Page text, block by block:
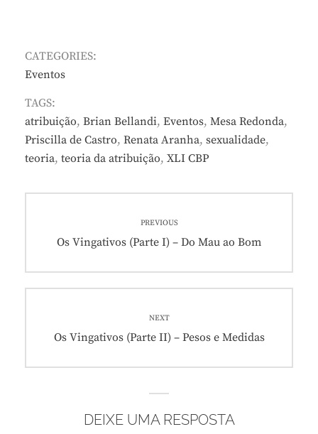
CATEGORIES:
Eventos
TAGS:
atribuição, Brian Bellandi, Eventos, Mesa Redonda,
Priscilla de Castro, Renata Aranha, sexualidade,
teoria, teoria da atribuição, XLI CBP
Post
PREVIOUS
Previous
Os Vingativos (Parte I) – Do Mau ao Bom
NEXT
Next
Os Vingativos (Parte II) – Pesos e Medidas
DEIXE UMA RESPOSTA